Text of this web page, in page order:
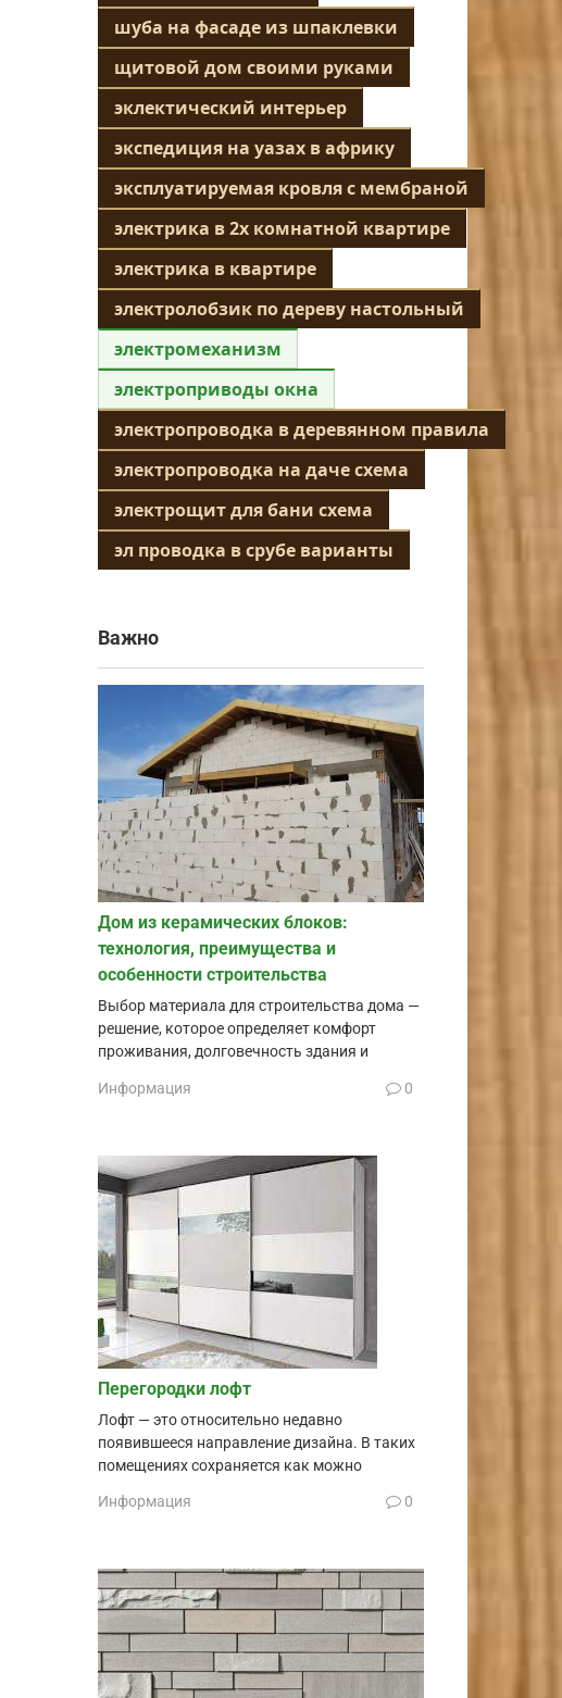
шуба на фасаде из шпаклевки
щитовой дом своими руками
эклектический интерьер
экспедиция на уазах в африку
эксплуатируемая кровля с мембраной
электрика в 2х комнатной квартире
электрика в квартире
электролобзик по дереву настольный
электромеханизм
электроприводы окна
электропроводка в деревянном правила
электропроводка на даче схема
электрощит для бани схема
эл проводка в срубе варианты
Важно
Дом из керамических блоков:
технология, преимущества и
особенности строительства
Выбор материала для строительства дома —
решение, которое определяет комфорт
проживания, долговечность здания и
Информация 0
Перегородки лофт
Лофт — это относительно недавно
появившееся направление дизайна. В таких
помещениях сохраняется как можно
Информация 0